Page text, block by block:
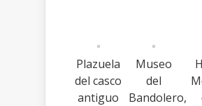
Plazuela
del casco
antiguo
Museo
del
Bandolero,